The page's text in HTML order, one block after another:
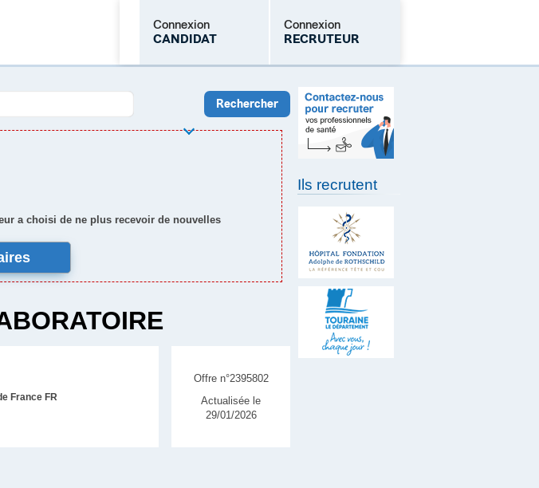
Connexion
CANDIDAT
Connexion
RECRUTEUR
Mot de passe oublié
a choisi de ne plus recevoir de nouvelles
France FR
Offre n°2395802
Actualisée le
29/01/2026
Ils recrutent